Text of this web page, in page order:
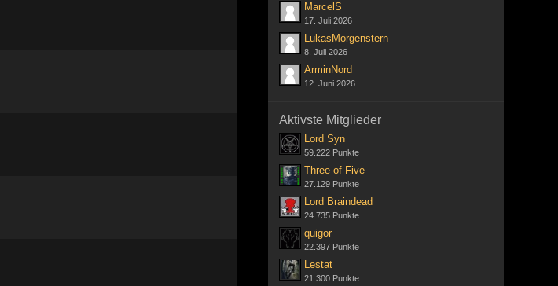
MarcelS
17. Juli 2026
LukasMorgenstern
8. Juli 2026
ArminNord
12. Juni 2026
Aktivste Mitglieder
Lord Syn
59.222 Punkte
Three of Five
27.129 Punkte
Lord Braindead
24.735 Punkte
quigor
22.397 Punkte
Lestat
21.300 Punkte